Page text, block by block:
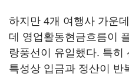
하지만 4개 여행사 가운
데 영업활동현금흐름이
랑풍선이 유일했다. 특히
특성상 입금과 정산이 반